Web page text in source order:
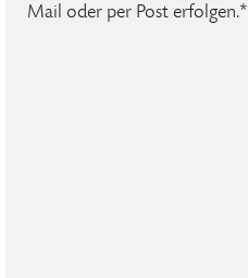
Mail oder per Post erfolgen.*